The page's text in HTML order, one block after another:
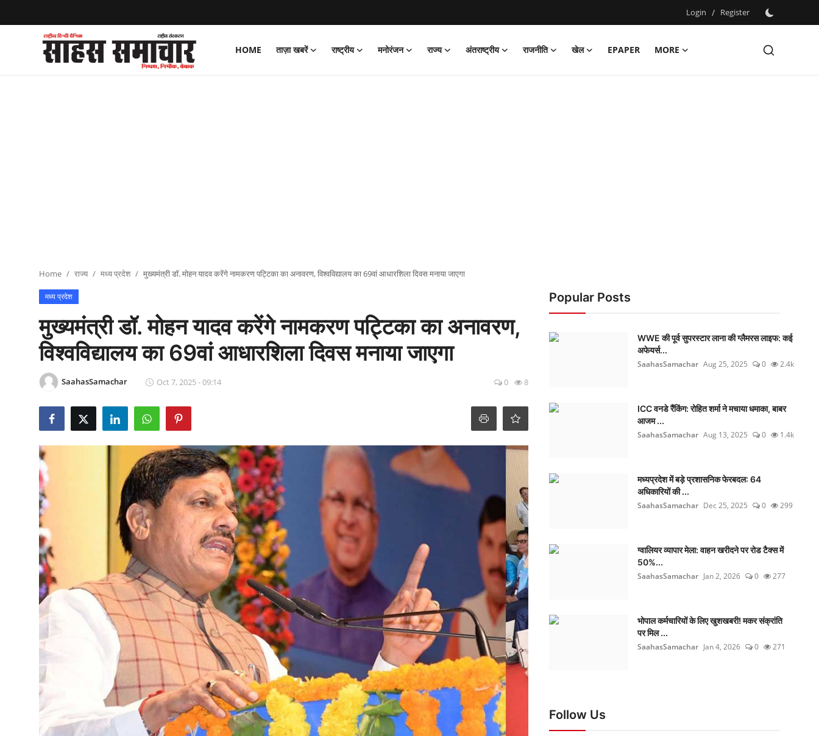
Login / Register
HOME ताज़ा खबरें राष्ट्रीय मनोरंजन राज्य अंतराष्ट्रीय राजनीति खेल EPAPER
MORE
Register
Epaper
Home राज्य मध्य प्रदेश मुख्यमंत्री डॉ. मोहन यादव करेंगे नामकरण पट्टिका का अनावरण, विश्वविद्यालय का 69वां आधारशिला दिवस मनाया जाएगा
मध्य प्रदेश
मुख्यमंत्री डॉ. मोहन यादव करेंगे नामकरण पट्टिका का अनावरण,
विश्वविद्यालय का 69वां आधारशिला दिवस मनाया जाएगा
SaahasSamachar Oct 7, 2025 - 09:14 0 8
Popular Posts
WWE की पूर्व सुपरस्टार लाना की ग्लैमरस लाइफ: कई
अफेयर्स...
SaahasSamachar Aug 25, 2025 0 2.4k
ICC वनडे रैंकिंग: रोहित शर्मा ने मचाया धमाका, बाबर
आजम ...
SaahasSamachar Aug 13, 2025 0 1.4k
मध्यप्रदेश में बड़े प्रशासनिक फेरबदल: 64
अधिकारियों की ...
SaahasSamachar Dec 25, 2025 0 299
ग्वालियर व्यापार मेला: वाहन खरीदने पर रोड टैक्स में
50%...
SaahasSamachar Jan 2, 2026 0 277
भोपाल कर्मचारियों के लिए खुशखबरी! मकर संक्रांति
पर मिल ...
SaahasSamachar Jan 4, 2026 0 271
Follow Us